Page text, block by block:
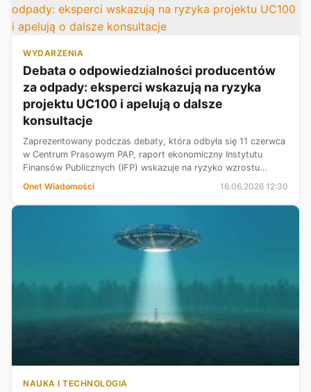
WYDARZENIA
Debata o odpowiedzialności producentów
za odpady: eksperci wskazują na ryzyka
projektu UC100 i apelują o dalsze
konsultacje
Zaprezentowany podczas debaty, która odbyła się 11 czerwca
w Centrum Prasowym PAP, raport ekonomiczny Instytutu
Finansów Publicznych (IFP) wskazuje na ryzyko wzrostu
kosztów funkcjonowania przedsiębiorstw, wzrostu cen
produktów dla konsumentów oraz o...
Onet Wiadomości 16.06.2026 12:30
NAUKA I TECHNOLOGIA